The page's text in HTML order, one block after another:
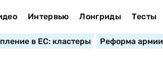
Интервью Лонгриды Тесты
в ЕС: кластеры Реформа армии